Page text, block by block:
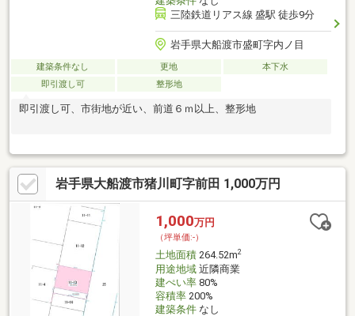
三陸鉄道リアス線 盛駅 徒歩9分
岩手県大船渡市盛町字内ノ目
建築条件なし 更地
本下水
即引渡し可
整形地
即引渡し可、市街地が近い、前道６ｍ以上、整形地
岩手県大船渡市猪川町字前田 1,000万円
1,000万円
（坪単価:-）
土地面積264.52m2
用途地域近隣商業
建ぺい率80%
容積率200%
建築条件なし